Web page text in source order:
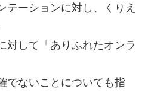
ーションに対し、くりえ
対して「ありふれたオンラ
でないことについても指